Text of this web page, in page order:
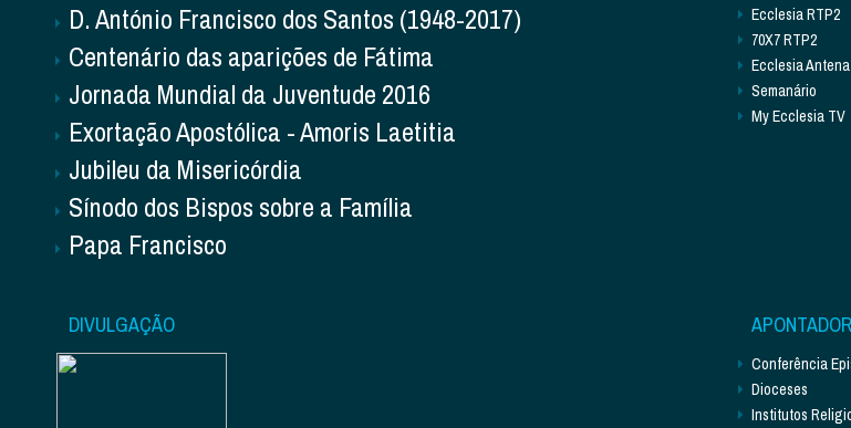
D. António Francisco dos Santos (1948-2017)
Centenário das aparições de Fátima
Jornada Mundial da Juventude 2016
Exortação Apostólica - Amoris Laetitia
Jubileu da Misericórdia
Sínodo dos Bispos sobre a Família
Papa Francisco
Ecclesia RTP2
70X7 RTP2
Ecclesia
Semanário
My Ecclesia TV
DIVULGAÇÃO
Conferência
Dioceses
Institutos